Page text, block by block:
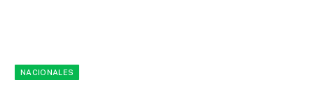
NACIONALES